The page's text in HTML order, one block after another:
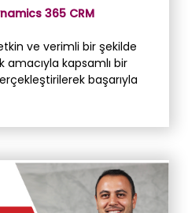
365 CRM
ve verimli bir şekilde
kapsamlı bir
başarıyla